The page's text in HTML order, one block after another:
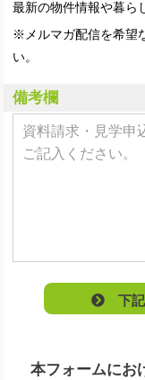
最新の物件情報や暮ら
※メルマガ配信を希望
い。
備考欄
下記
本フォームにお